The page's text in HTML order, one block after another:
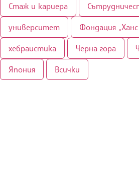
Стаж и кариера
университет Фондация „Ханс
хебраистика Черна гора
Япония Всички